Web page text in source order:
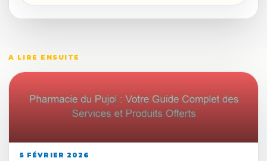
A LIRE ENSUITE
5 FÉVRIER 2026